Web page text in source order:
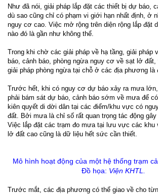
Như đã nói, giải pháp lắp đặt các thiết bị dự báo,
dù sao cũng chỉ có phạm vi giới hạn nhất định, ở
nguy cơ cao. Việc mở rộng trên diện rộng lắp đặt
nào đó là gần như không thể.
Trong khi chờ các giải pháp về hạ tầng, giải pháp
báo, cảnh báo, phòng ngừa nguy cơ về sạt lở
giải pháp phòng ngừa tại chỗ ở các địa phương là
Trước hết, khi có nguy cơ dự báo xảy ra mưa
phải bám sát dự báo, cảnh báo sớm về mưa để có
kiên quyết di dời dân tại các điểm/khu vực có
đất. Bởi mưa là chỉ số rất quan trọng tác động
Việc lắp đặt các trạm đo mưa tại lưu vực các
lở đất cao cũng là dữ liệu hết sức cần thiết.
Mô hình hoạt động của một hệ thống trạm
Đồ họa: Viện KHTL.
Trước mắt, các địa phương có thể giao về cho